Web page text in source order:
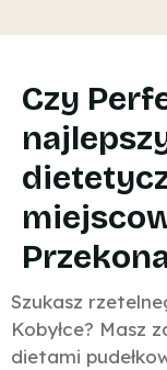
Czy
Szukasz
Kobyłce? Masz
dietami